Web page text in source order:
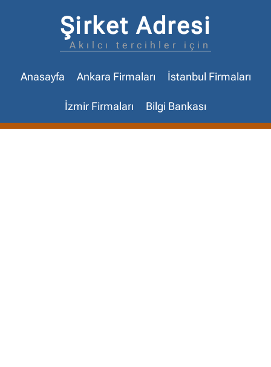
Şirket Adresi
Akılcı tercihler için
Anasayfa Ankara Firmaları İstanbul Firmaları
İzmir Firmaları Bilgi Bankası